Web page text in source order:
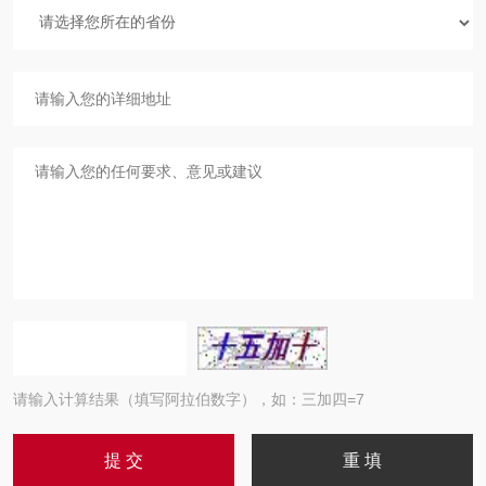
请输入计算结果（填写阿拉伯数字），如：三加四=7